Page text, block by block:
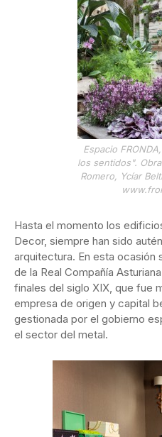
Espacio
los sentidos".
Romero, Ycíar
Hasta el momento los
Decor, siempre han sido
arquitectura. En esta ocasión
de la Real Compañía
finales del siglo XIX, que fue
empresa de origen y capital
gestionada por el gobierno
el sector del metal.